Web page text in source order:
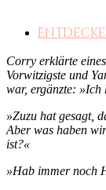
Corry erklärte
Vorwitzigste und
war, ergänzte:
»Zuzu hat gesagt,
Aber was haben
ist?«
»Hab immer noch